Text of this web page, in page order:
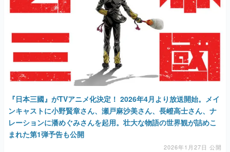
『日本三國』がTVアニメ化決定！ 2026年4月より放送開始。メイ
ンキャストに小野賢章さん、瀬戸麻沙美さん、長嶝高士さん、ナ
レーションに潘めぐみさんを起用。壮大な物語の世界観が詰めこ
まれた第1弾予告も公開
2026年1月27日 公開